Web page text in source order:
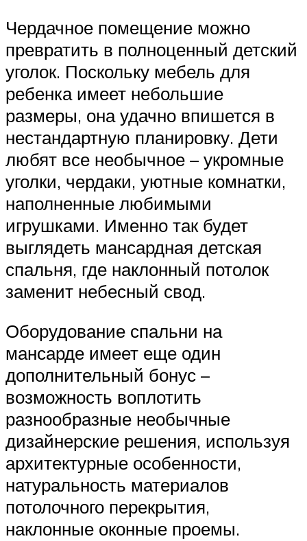
Чердачное помещение можно
превратить в полноценный детский
уголок. Поскольку мебель для
ребенка имеет небольшие
размеры, она удачно впишется в
нестандартную планировку. Дети
любят все необычное – укромные
уголки, чердаки, уютные комнатки,
наполненные любимыми
игрушками. Именно так будет
выглядеть мансардная детская
спальня, где наклонный потолок
заменит небесный свод.
Оборудование спальни на
мансарде имеет еще один
дополнительный бонус –
возможность воплотить
разнообразные необычные
дизайнерские решения, используя
архитектурные особенности,
натуральность материалов
потолочного перекрытия,
наклонные оконные проемы.